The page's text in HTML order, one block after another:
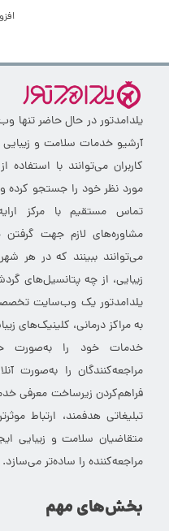
یلدامدتور در حال حاضر
آرشیو خدمات سلامت و زیبایی
کاربران می‌توانند با
مورد نظر خود را جستجو کرده
تماس مستقیم با مرکز
مشاوره‌های لازم جهت گرفتن
می‌توانند ببینند که در هر
زیبایی، از چه پتانسیل‌های
یلدامدتور یک وب‌سایت
به مراکز درمانی، کلینیک‌های
خدمات خود را به‌صورت
مراجعه‌کنندگان را به‌صورت
فراهم‌کردن زیرساخت معرفی
تبلیغاتی هدفمند، ارتباط
متقاضیان سلامت و زیبایی
مراجعه‌کننده را ساده‌تر می‌سازد.
بخش‌های مهم